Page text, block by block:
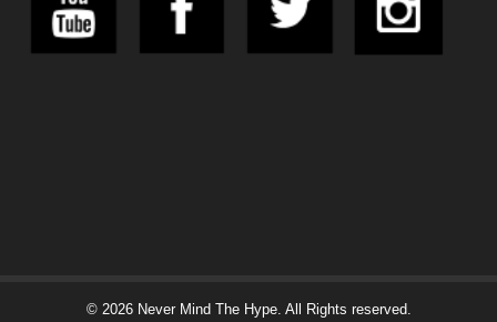
© 2026 Never Mind The Hype. All Rights reserved.